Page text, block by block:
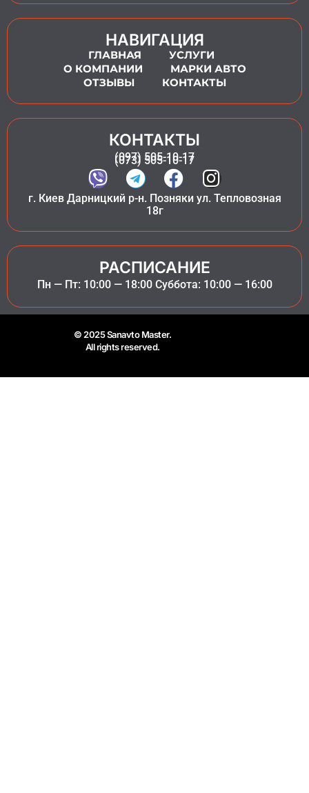
НАВИГАЦИЯ
ГЛАВНАЯ
УСЛУГИ
О КОМПАНИИ
МАРКИ АВТО
ОТЗЫВЫ
КОНТАКТЫ
КОНТАКТЫ
(097) 505-10-17
(073) 505-10-17
г. Киев Дарницкий р-н. Позняки ул. Тепловозная
18г
РАСПИСАНИЕ
Пн — Пт: 10:00 — 18:00 Суббота: 10:00 — 16:00
© 2025 Sanavto Master.
All rights reserved.